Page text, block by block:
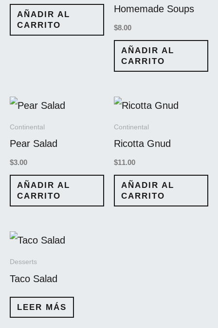
AÑADIR AL
CARRITO
Homemade Soups
$8.00
AÑADIR AL
CARRITO
Continental
Pear Salad
$3.00
AÑADIR AL
CARRITO
Continental
Ricotta Gnud
$11.00
AÑADIR AL
CARRITO
Desserts
Taco Salad
LEER MÁS